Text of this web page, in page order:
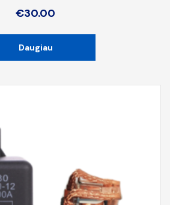
€30.00
Daugiau